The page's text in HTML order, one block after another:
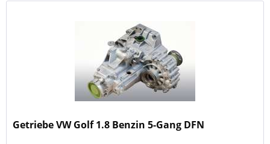
Getriebe VW Golf 1.8 Benzin 5-Gang DFN